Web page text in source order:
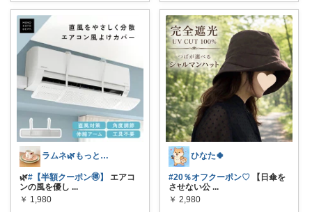
ラムネ🌿もっと快適な暮らし 𖠿
🌿#【半額クーポン🉐】
エアコ
ンの風を優し ...
￥ 1,980
ひなた🍀
#20％オフクーポン♡ 【日傘を
させない公 ...
￥ 2,980